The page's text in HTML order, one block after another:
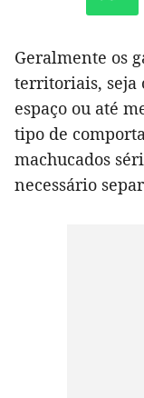
Geralmente os
territoriais, seja
espaço ou até
tipo de
machucados
necessário